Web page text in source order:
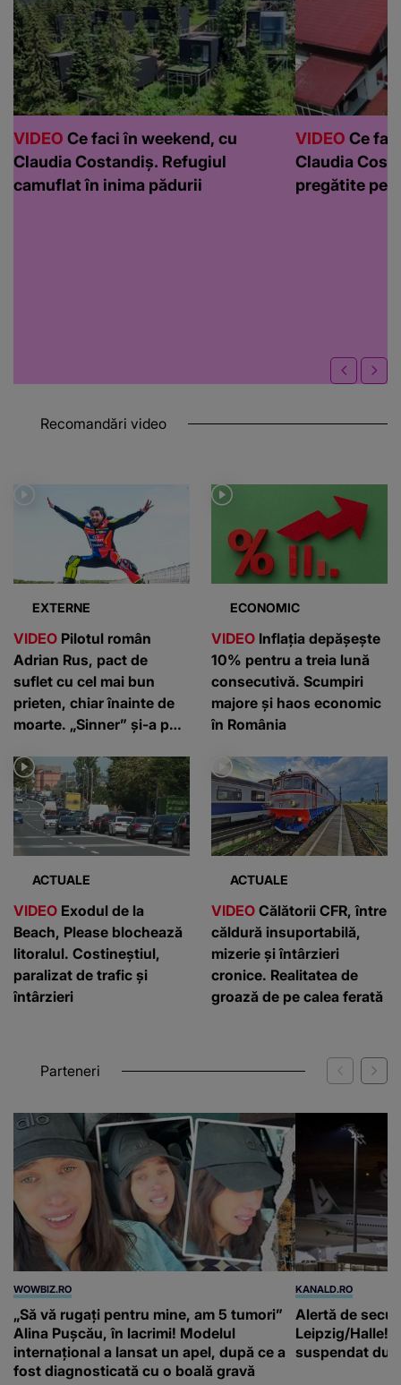
VIDEO Ce faci în weekend, cu
Claudia Costandiș. Refugiul
camuflat în inima pădurii
VIDEO Ce
Claudia
pregătite
Recomandări video
EXTERNE
VIDEO Pilotul român
Adrian Rus, pact de
suflet cu cel mai bun
prieten, chiar înainte de
moarte. „Sinner” și-a pus
stabilit clar”
ECONOMIC
VIDEO Inflația depășește
10% pentru a treia lună
consecutivă. Scumpiri
majore și haos economic
în România
ACTUALE
VIDEO Exodul de la
Beach, Please blochează
litoralul. Costineștiul,
paralizat de trafic și
întârzieri
ACTUALE
VIDEO Călătorii CFR, între
căldură insuportabilă,
mizerie și întârzieri
cronice. Realitatea de
groază de pe calea ferată
Parteneri
WOWBIZ.RO
„Să vă rugați pentru mine, am 5 tumori”
Alina Pușcău, în lacrimi! Modelul
internațional a lansat un apel, după ce a
fost diagnosticată cu o boală gravă
KANALD.RO
Alertă de
Leipzig/Halle!
suspendat